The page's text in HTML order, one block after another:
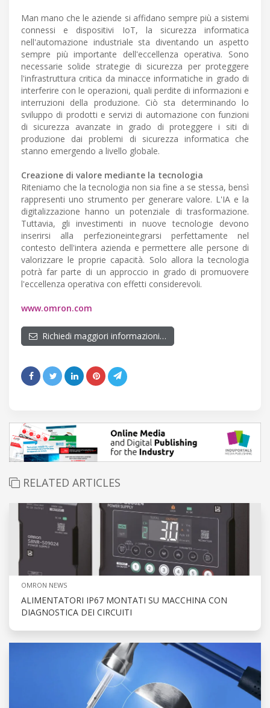
Man mano che le aziende si affidano sempre più a sistemi
connessi e dispositivi IoT, la sicurezza informatica
nell'automazione industriale sta diventando un aspetto
sempre più importante dell'eccellenza operativa. Sono
necessarie solide strategie di sicurezza per proteggere
l'infrastruttura critica da minacce informatiche in grado di
interferire con le operazioni, quali perdite di informazioni e
interruzioni della produzione. Ciò sta determinando lo
sviluppo di prodotti e servizi di automazione con funzioni
di sicurezza avanzate in grado di proteggere i siti di
produzione dai problemi di sicurezza informatica che
stanno emergendo a livello globale.
Creazione di valore mediante la tecnologia
Riteniamo che la tecnologia non sia fine a se stessa, bensì
rappresenti uno strumento per generare valore. L'IA e la
digitalizzazione hanno un potenziale di trasformazione.
Tuttavia, gli investimenti in nuove tecnologie devono
inserirsi alla perfezioneintegrarsi perfettamente nel
contesto dell'intera azienda e permettere alle persone di
valorizzare le proprie capacità. Solo allora la tecnologia
potrà far parte di un approccio in grado di promuovere
l'eccellenza operativa con effetti considerevoli.
www.omron.com
Richiedi maggiori informazioni…
RELATED ARTICLES
OMRON NEWS
ALIMENTATORI IP67 MONTATI SU MACCHINA CON
DIAGNOSTICA DEI CIRCUITI